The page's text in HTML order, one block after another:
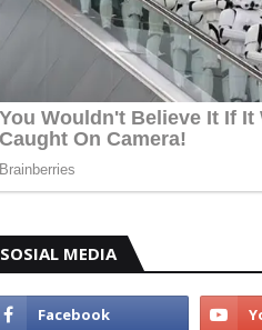
SOSIAL MEDIA